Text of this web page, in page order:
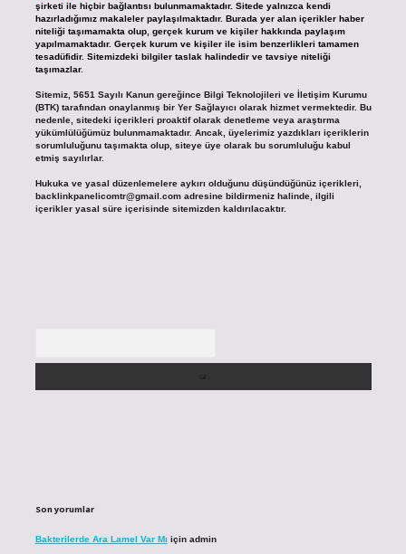
şirketi ile hiçbir bağlantısı bulunmamaktadır. Sitede yalnızca kendi
hazırladığımız makaleler paylaşılmaktadır. Burada yer alan içerikler haber
niteliği taşımamakta olup, gerçek kurum ve kişiler hakkında paylaşım
yapılmamaktadır. Gerçek kurum ve kişiler ile isim benzerlikleri tamamen
tesadüfidir. Sitemizdeki bilgiler taslak halindedir ve tavsiye niteliği
taşımazlar.
Sitemiz, 5651 Sayılı Kanun gereğince Bilgi Teknolojileri ve İletişim Kurumu
(BTK) tarafından onaylanmış bir Yer Sağlayıcı olarak hizmet vermektedir. Bu
nedenle, sitedeki içerikleri proaktif olarak denetleme veya araştırma
yükümlülüğümüz bulunmamaktadır. Ancak, üyelerimiz yazdıkları içeriklerin
sorumluluğunu taşımakta olup, siteye üye olarak bu sorumluluğu kabul
etmiş sayılırlar.
Hukuka ve yasal düzenlemelere aykırı olduğunu düşündüğünüz içerikleri,
backlinkpanelicomtr@gmail.comadresine bildirmeniz halinde, ilgili
içerikler yasal süre içerisinde sitemizden kaldırılacaktır.
Son yorumlar
Bakterilerde Ara Lamel Var Mı için admin